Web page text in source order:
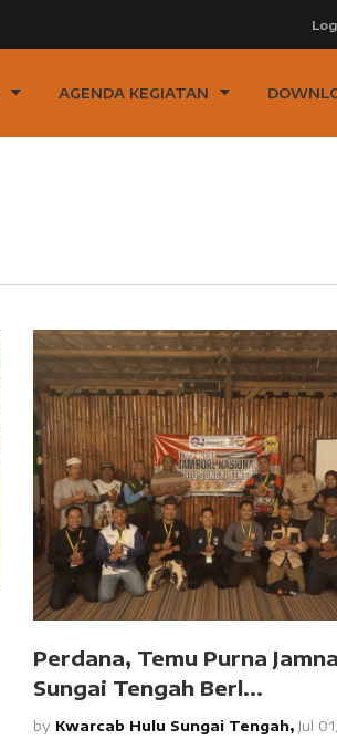
AGENDA KEGIATAN
Perdana, Temu Purna
Sungai Tengah Berl...
by Kwarcab Hulu Sungai Tengah, Jul